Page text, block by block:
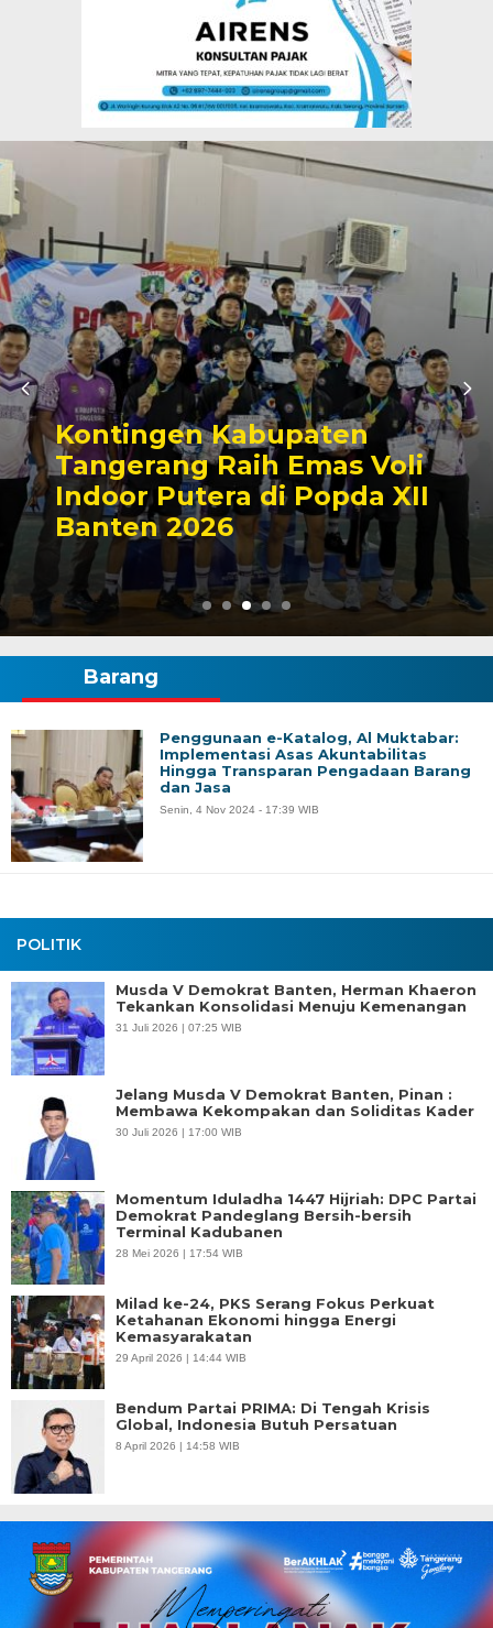
Kontingen Kabupaten
Tangerang Raih Emas Voli
Indoor Putera di Popda XII
Banten 2026
POLITIK
Musda V Demokrat Banten, Herman Khaeron
Tekankan Konsolidasi Menuju Kemenangan
31 Juli 2026 | 07:25 WIB
Jelang Musda V Demokrat Banten, Pinan :
Membawa Kekompakan dan Soliditas Kader
30 Juli 2026 | 17:00 WIB
Momentum Iduladha 1447 Hijriah: DPC Partai
Demokrat Pandeglang Bersih-bersih
Terminal Kadubanen
28 Mei 2026 | 17:54 WIB
Milad ke-24, PKS Serang Fokus Perkuat
Ketahanan Ekonomi hingga Energi
Kemasyarakatan
29 April 2026 | 14:44 WIB
Bendum Partai PRIMA: Di Tengah Krisis
Global, Indonesia Butuh Persatuan
8 April 2026 | 14:58 WIB
Barang
Penggunaan e-Katalog, Al Muktabar:
Implementasi Asas Akuntabilitas
Hingga Transparan Pengadaan Barang
dan Jasa
Senin, 4 Nov 2024 - 17:39 WIB